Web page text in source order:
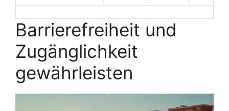
Barrierefreiheit und
Zugänglichkeit
gewährleisten